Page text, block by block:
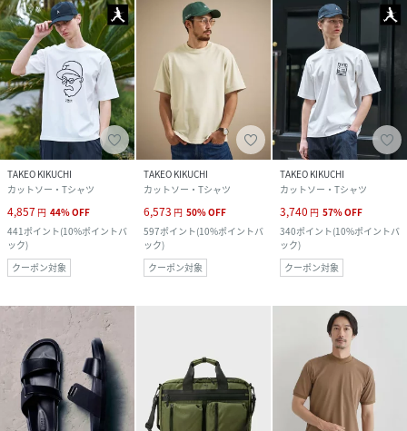
TAKEO KIKUCHI
カットソー・Tシャツ
4,857 円 44%OFF
441ポイント(10%ポイントバ
ック)
クーポン対象
TAKEO KIKUCHI
カットソー・Tシャツ
6,573 円 50%OFF
597ポイント(10%ポイントバ
ック)
クーポン対象
TAKEO KIKUCHI
カットソー・Tシャツ
3,740 円 57%OFF
340ポイント(10%ポイントバ
ック)
クーポン対象